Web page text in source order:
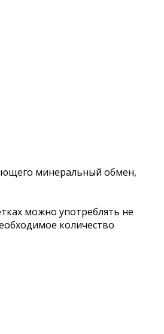
минеральный обмен,
можно употреблять не
количество